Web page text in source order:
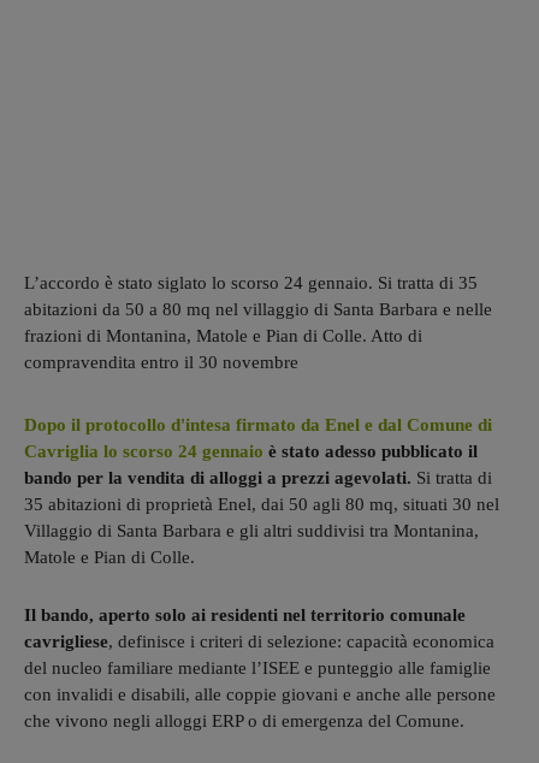
L’accordo è stato siglato lo scorso 24 gennaio. Si tratta di 35
abitazioni da 50 a 80 mq nel villaggio di Santa Barbara e nelle
frazioni di Montanina, Matole e Pian di Colle. Atto di
compravendita entro il 30 novembre
Dopo il protocollo d'intesa firmato da Enel e dal Comune di
Cavriglia lo scorso 24 gennaio è stato adesso pubblicato il
bando per la vendita di alloggi a prezzi agevolati. Si tratta di
35 abitazioni di proprietà Enel, dai 50 agli 80 mq, situati 30 nel
Villaggio di Santa Barbara e gli altri suddivisi tra Montanina,
Matole e Pian di Colle.
Il bando, aperto solo ai residenti nel territorio comunale
cavrigliese, definisce i criteri di selezione: capacità economica
del nucleo familiare mediante l’ISEE e punteggio alle famiglie
con invalidi e disabili, alle coppie giovani e anche alle persone
che vivono negli alloggi ERP o di emergenza del Comune.